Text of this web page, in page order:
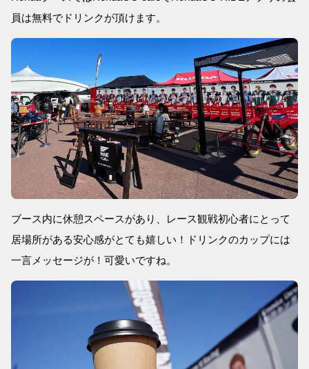
員は無料でドリンクが頂けます。
ブース内に休憩スペースがあり、レース観戦初心者にとって
居場所がある安心感がとても嬉しい！ドリンクのカップには
一言メッセージが！可愛いですね。